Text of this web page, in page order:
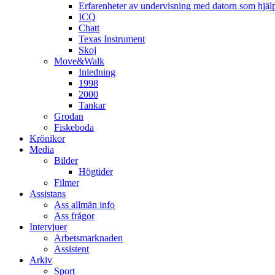
Erfarenheter av undervisning med datorn som
ICQ
Chatt
Texas Instrument
Skoj
Move&Walk
Inledning
1998
2000
Tankar
Grodan
Fiskeboda
Krönikor
Media
Bilder
Högtider
Filmer
Assistans
Ass allmän info
Ass frågor
Intervjuer
Arbetsmarknaden
Assistent
Arkiv
Sport